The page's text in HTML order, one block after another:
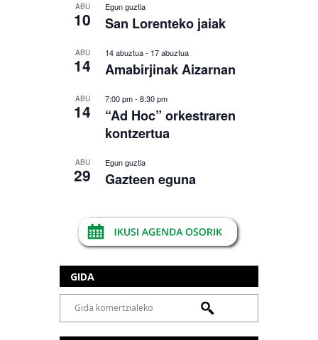
ABU
10
Egun guztia
San Lorenteko jaiak
ABU
14
14 abuztua- 17 abuztua
Amabirjinak Aizarnan
ABU
14
7:00 pm- 8:30 pm
“Ad Hoc” orkestraren
kontzertua
ABU
29
Egun guztia
Gazteen eguna
GIDA